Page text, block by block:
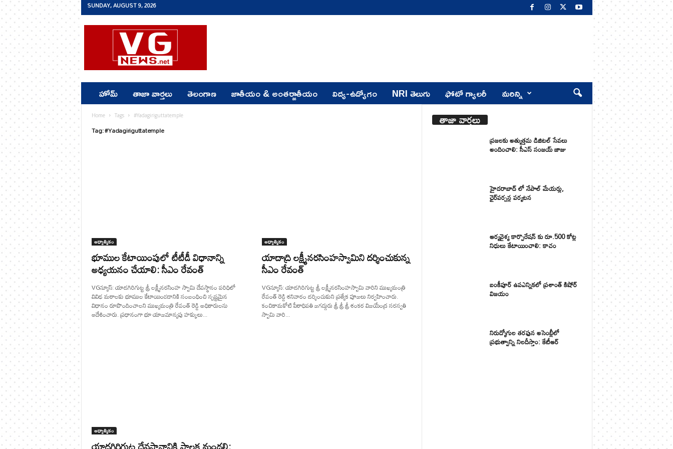
SUNDAY, AUGUST 9, 2026
v
.
e
హోమ్ తాజా వార్తలు తెలంగాణ జాతీయం & అంతర్జాతీయం విద్య-ఉద్యోగం NRI తెలుగు ఫోటో గ్యాలరీ మరిన్ని
Home Tags #Yadagiriguttatemple
Tag: #Yadagiriguttatemple
ఆధ్యాత్మికం
భూముల కేటాయింపులో టీటీడీ విధానాన్ని
అధ్యయనం చేయాలి: సీఎం రేవంత్
VGన్యూస్: యాదగిరిగుట్ట శ్రీ లక్ష్మీనరసింహ స్వామి దేవస్థానం పరిధిలో
వివిధ మఠాలకు భూముల కేటాయించడానికి సంబంధించి స్పష్టమైన
విధానం రూపొందించాలని ముఖ్యమంత్రి రేవంత్ రెడ్డి అధికారులను
ఆదేశించారు. ప్రధానంగా భూ యాజమాన్యపు హక్కులు...
ఆధ్యాత్మికం
యాదాద్రి లక్ష్మీనరసింహస్వామిని దర్శించుకున్న
సీఎం రేవంత్
VGన్యూస్: యాదగిరిగుట్ట శ్రీ లక్ష్మీనరసింహస్వామి వారిని ముఖ్యమంత్రి
రేవంత్ రెడ్డి శనివారం దర్శించుకుని ప్రత్యేక పూజలు నిర్వహించారు.
కంచికామకోటి పీఠాధిపతి జగద్గురు శ్రీ శ్రీ శ్రీ శంకర విజయేంద్ర సరస్వతి
స్వామి వారి...
ఆధ్యాత్మికం
తాజా వార్తలు
ప్రజలకు అత్యుత్తమ డిజిటల్ సేవలు
అందించాలి: సీఎస్ సంజయ్ జాజు
హైదరాబాద్ లో నేపాల్ మేయర్లు,
ఛైర్‌పర్సన్ల పర్యటన
ఆర్యవైశ్య కార్పొరేషన్ కు రూ.500 కోట్ల
నిధులు కేటాయించాలి: కాచం
బంకీపూర్ ఉపఎన్నికలో ప్రశాంత్ కిషోర్
విజయం
నిరుద్యోగుల తరఫున అసెంబ్లీలో
ప్రభుత్వాన్ని నిలదీస్తాం: కేటీఆర్